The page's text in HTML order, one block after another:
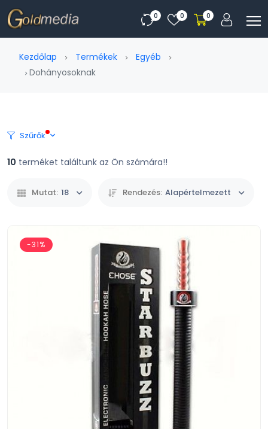
0 0 0
Kezdőlap Termékek
Egyéb
Dohányosoknak
Szűrők
10 terméket találtunk az Ön számára!!
Mutat: 18 Rendezés: Alapértelmezett
-31%